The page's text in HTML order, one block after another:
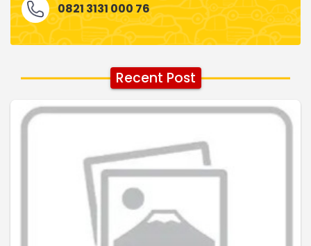
0821 3131 000 76
Recent Post